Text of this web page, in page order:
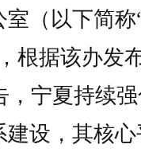
（以下简称
根据该办发
，宁夏持续
设，其核